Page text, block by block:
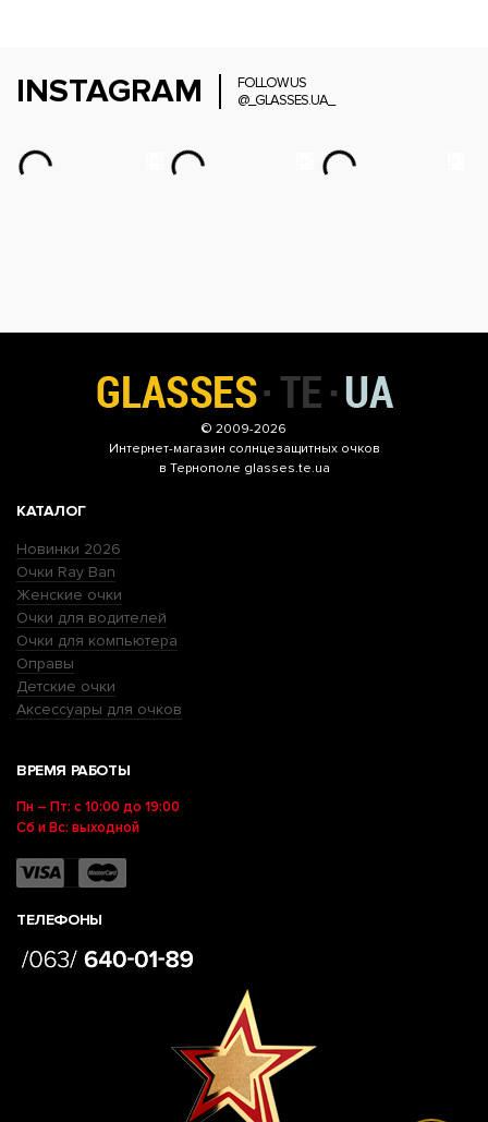
INSTAGRAM
FOLLOW US
@_GLASSES.UA_
© 2009-2026
Интернет-магазин солнцезащитных очков
в Тернополе glasses.te.ua
КАТАЛОГ
Новинки 2026
Очки Ray Ban
Женские очки
Очки для водителей
Очки для компьютера
Оправы
Детские очки
Аксессуары для очков
ВРЕМЯ РАБОТЫ
Пн – Пт: с 10:00 до 19:00
Сб и Вс: выходной
ТЕЛЕФОНЫ